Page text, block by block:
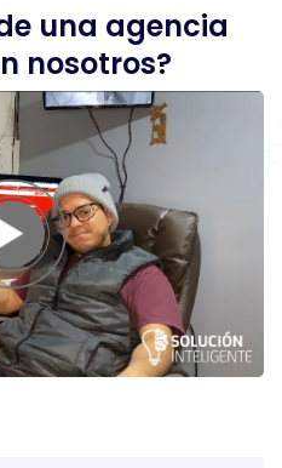
una agencia
nosotros?